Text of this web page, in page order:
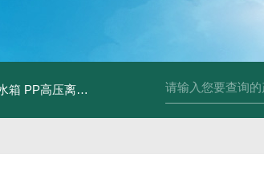
箱 PP高压离心风机 PP风帽 组合式空调